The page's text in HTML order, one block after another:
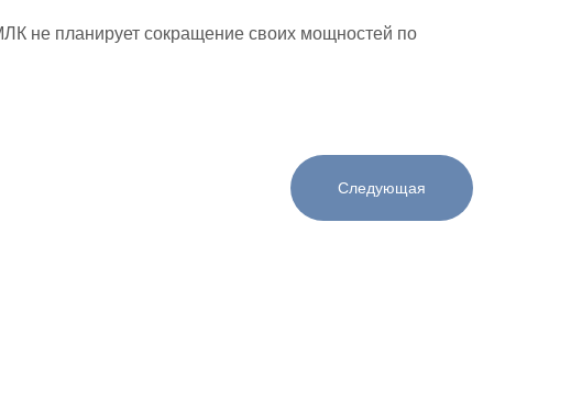
не планирует сокращение своих мощностей по
Следующая